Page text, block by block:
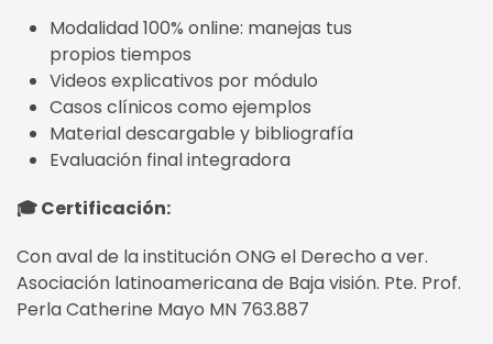
Modalidad 100% online: manejas tus
propios tiempos
Videos explicativos por módulo
Casos clínicos como ejemplos
Material descargable y bibliografía
Evaluación final integradora
🎓 Certificación:
Con aval de la institución ONG el Derecho a ver.
Asociación latinoamericana de Baja visión. Pte. Prof.
Perla Catherine Mayo MN 763.887